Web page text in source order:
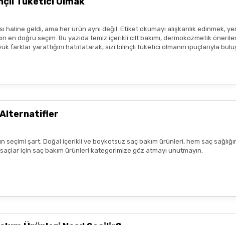
geldi,özenli paketlenmişti.
aldıklarım burada daha
ilk tercih sebebimdi iletişim ve
çok güzel
ürün kullanımını durdurunuz ve bir uzmana başvurunuz.
uygun şekilde paylaşılmaktadır.
haline geldi, ama her ürün aynı değil. Etiket okumayı alışkanlık edinmek,
en doğru seçim. Bu yazıda temiz içerikli cilt bakımı, dermokozmetik
farklar yarattığını hatırlatarak, sizi bilinçli tüketici olmanın ipuçlarıyla
Alternatifler
şart. Doğal içerikli ve boykotsuz saç bakım ürünleri, hem saç
için saç bakım ürünleri kategorimize göz atmayı unutmayın.